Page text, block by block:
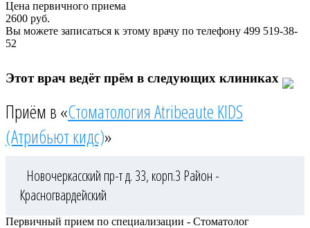
Цена первичного приема
2600 руб.
Вы можете записаться к этому врачу по телефону 499 519-38-
52
Этот врач ведёт прём в следующих клиниках
Приём в «Стоматология Atribeaute KIDS
(Атрибьют кидс)»
Новочеркасский пр-т д. 33, корп.3 Район -
Красногвардейский
Первичный прием по специализации - Стоматолог